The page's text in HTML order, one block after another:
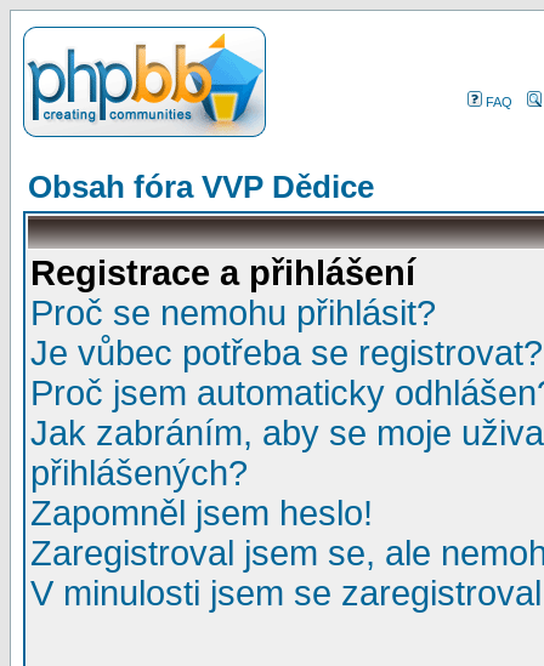
FAQ
Obsah fóra VVP Dědice
Registrace a přihlášení
Proč se nemohu přihlásit?
Je vůbec potřeba se registrovat?
Proč jsem automaticky
Jak zabráním, aby se moje
přihlášených?
Zapomněl jsem heslo!
Zaregistroval jsem se, ale
V minulosti jsem se